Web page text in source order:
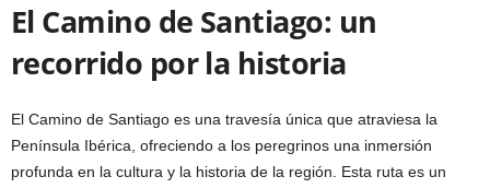
El Camino de Santiago: un
recorrido por la historia
El Camino de Santiago es una travesía única que atraviesa la
Península Ibérica, ofreciendo a los peregrinos una inmersión
profunda en la cultura y la historia de la región. Esta ruta es un